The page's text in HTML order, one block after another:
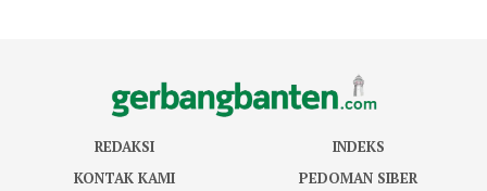
REDAKSI
INDEKS
KONTAK KAMI
PEDOMAN SIBER